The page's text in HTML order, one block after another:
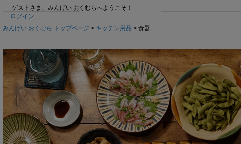
ゲストさま、みんげい おくむらへようこそ！
ログイン
みんげい おくむら トップページ > キッチン用品 > 食器